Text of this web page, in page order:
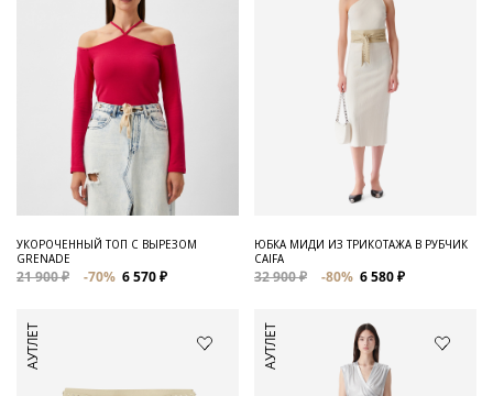
УКОРОЧЕННЫЙ ТОП С ВЫРЕЗОМ
GRENADE
21 900 ₽ -70% 6 570 ₽
ЮБКА МИДИ ИЗ ТРИКОТАЖА В РУБЧИК
CAIFA
32 900 ₽ -80% 6 580 ₽
АУТЛЕТ АУТЛЕТ